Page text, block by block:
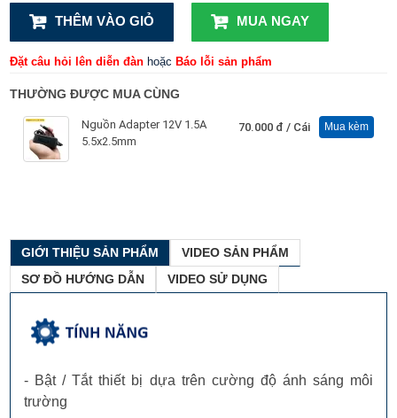
THÊM VÀO GIỎ MUA NGAY
Đặt câu hỏi lên diễn đàn hoặc Báo lỗi sản phẩm
THƯỜNG ĐƯỢC MUA CÙNG
Nguồn Adapter 12V 1.5A
5.5x2.5mm
70.000 đ / Cái Mua kèm
GIỚI THIỆU SẢN PHẨM
VIDEO SẢN PHẨM
SƠ ĐỒ HƯỚNG DẪN
VIDEO SỬ DỤNG
- Bật / Tắt thiết bị dựa trên cường độ ánh sáng môi
trường